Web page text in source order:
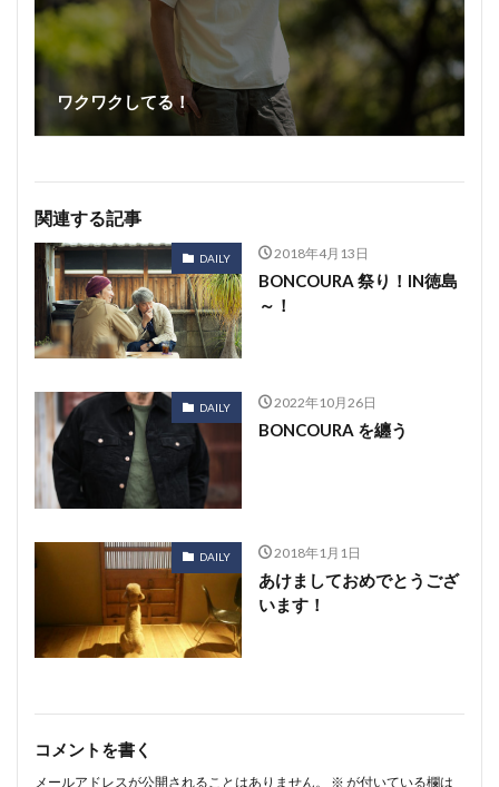
ワクワクしてる！
関連する記事
DAILY 2018年4月13日
BONCOURA 祭り！IN徳島
～！
DAILY 2022年10月26日
BONCOURA を纏う
DAILY 2018年1月1日
あけましておめでとうござ
います！
コメントを書く
メールアドレスが公開されることはありません。 ※ が付いている欄は